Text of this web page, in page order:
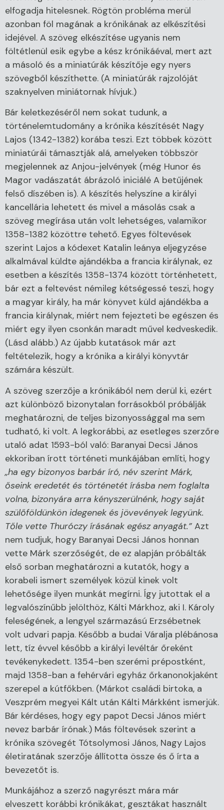
elfogadja hitelesnek. Rögtön probléma merül
azonban föl magának a krónikának az elkészítési
idejével. A szöveg elkészítése ugyanis nem
föltétlenül esik egybe a kész krónikáéval, mert azt
a másoló és a miniatúrák készítője egy nyers
szövegből készíthette. (A miniatúrák rajzolóját
szaknyelven miniátornak hívjuk.)
Bár keletkezéséről nem sokat tudunk, a
történelemtudomány a krónika készítését Nagy
Lajos (1342-1382) korába teszi. Ezt többek között
miniatúrái támasztják alá, amelyeken többször
megjelennek az Anjou-jelvények (még Hunor és
Magor vadászatát ábrázoló iniciálé A betűjének
felső díszében is). A készítés helyszíne a királyi
kancellária lehetett és mivel a másolás csak a
szöveg megírása után volt lehetséges, valamikor
1358-1382 közöttre tehető. Egyes föltevések
szerint Lajos a kódexet Katalin leánya eljegyzése
alkalmával küldte ajándékba a francia királynak, ez
esetben a készítés 1358-1374 között történhetett,
bár ezt a feltevést némileg kétségessé teszi, hogy
a magyar király, ha már könyvet küld ajándékba a
francia királynak, miért nem fejezteti be egészen és
miért egy ilyen csonkán maradt művel kedveskedik.
(Lásd alább.) Az újabb kutatások már azt
feltételezik, hogy a krónika a királyi könyvtár
számára készült.
A szöveg szerzője a krónikából nem derül ki, ezért
azt különböző bizonytalan forrásokból próbálják
meghatározni, de teljes bizonyossággal ma sem
tudható, ki volt. A legkorábbi, az esetleges szerzőre
utaló adat 1593-ból való: Baranyai Decsi János
ekkoriban írott történeti munkájában említi, hogy
„ha egy bizonyos barbár író, név szerint Márk,
őseink eredetét és történetét írásba nem foglalta
volna, bizonyára arra kényszerülnénk, hogy saját
szülőföldünkön idegenek és jövevények legyünk.
Tőle vette Thuróczy írásának egész anyagát.” Azt
nem tudjuk, hogy Baranyai Decsi János honnan
vette Márk szerzőségét, de ez alapján próbálták
első sorban meghatározni a kutatók, hogy a
korabeli ismert személyek közül kinek volt
lehetősége ilyen munkát megírni. Így jutottak el a
legvalószínűbb jelölthöz, Kálti Márkhoz, aki I. Károly
feleségének, a lengyel származású Erzsébetnek
volt udvari papja. Később a budai Váralja plébánosa
lett, tíz évvel később a királyi levéltár őreként
tevékenykedett. 1354-ben szerémi prépostként,
majd 1358-ban a fehérvári egyház őrkanonokjaként
szerepel a kútfőkben. (Márkot családi birtoka, a
Veszprém megyei Kált után Kálti Márkként ismerjük.
Bár kérdéses, hogy egy papot Decsi János miért
nevez barbár írónak.) Más föltevések szerint a
krónika szövegét Tótsolymosi János, Nagy Lajos
életiratának szerzője állította össze és ő írta a
bevezetőt is.
Munkájához a szerző nagyrészt mára már
elveszett korábbi krónikákat, gesztákat használt